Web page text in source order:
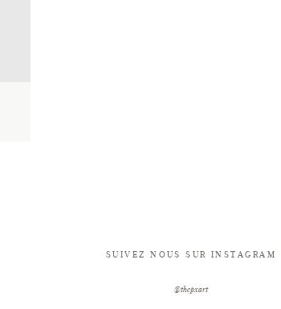
SUIVEZ NOUS SUR INSTAGRAM
@thepxart